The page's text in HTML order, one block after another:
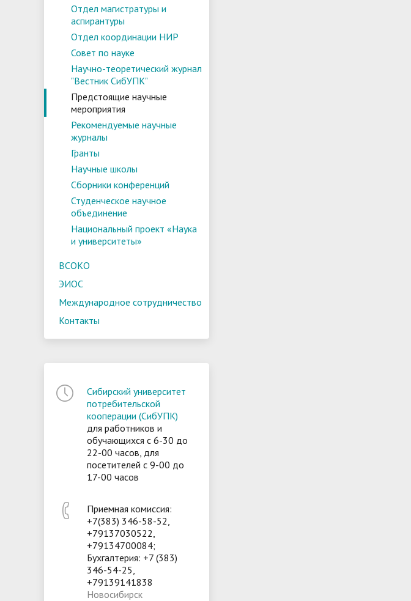
Отдел магистратуры и
аспирантуры
Отдел координации НИР
Совет по науке
Научно-теоретический журнал
"Вестник СибУПК"
Предстоящие научные
мероприятия
Рекомендуемые научные
журналы
Гранты
Научные школы
Сборники конференций
Студенческое научное
объединение
Национальный проект «Наука
и университеты»
ВСОКО
ЭИОС
Международное сотрудничество
Контакты
Сибирский университет
потребительской
кооперации (СибУПК)
для работников и
обучающихся с 6-30 до
22-00 часов, для
посетителей с 9-00 до
17-00 часов
Приемная комиссия:
+7(383) 346-58-52,
+79137030522,
+79134700084;
Бухгалтерия: +7 (383)
346-54-25,
+79139141838
Новосибирск